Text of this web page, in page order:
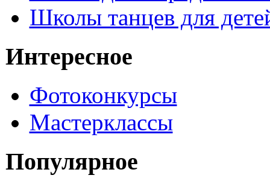
Школы танцев для
Интересное
Фотоконкурсы
Мастерклассы
Популярное